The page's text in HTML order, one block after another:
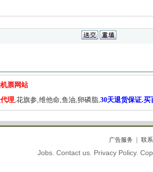
票网站
理,花旗参,维他命,鱼油,卵磷脂,30天退货保证.买
广告服务 联
Jobs. Contact us. Privacy Policy.